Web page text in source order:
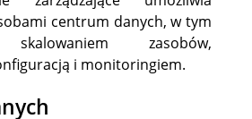
centrum danych, w tym
zasobów,
i monitoringiem.